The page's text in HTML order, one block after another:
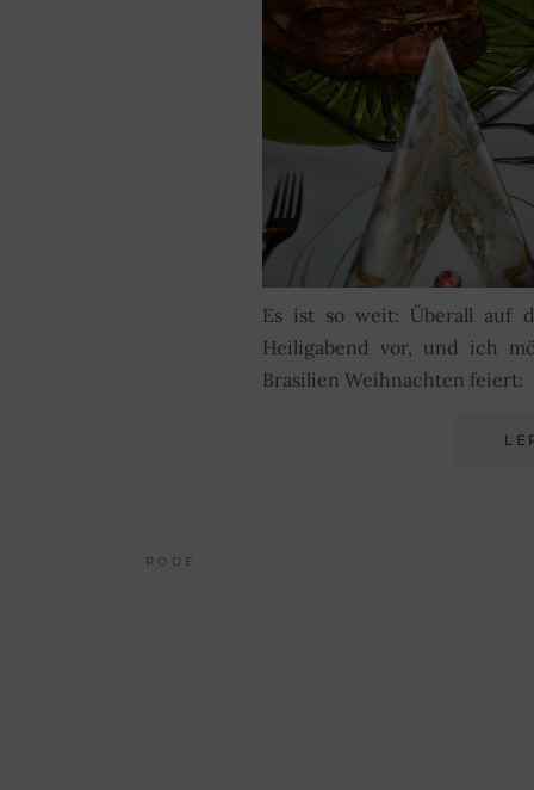
Es ist so weit: Überall auf
Heiligabend vor, und ich
Brasilien Weihnachten feiert:
RODE